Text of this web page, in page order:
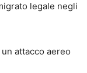
legale negli
attacco aereo